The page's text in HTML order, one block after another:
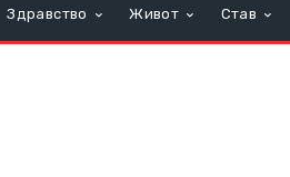
Здравство Живот Став